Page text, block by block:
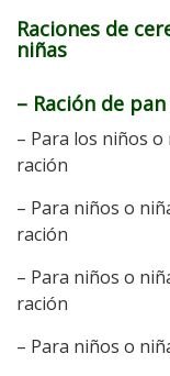
Raciones de
niñas
– Ración de
– Para los niños
ración
– Para niños o
ración
– Para niños o
ración
– Para niños o